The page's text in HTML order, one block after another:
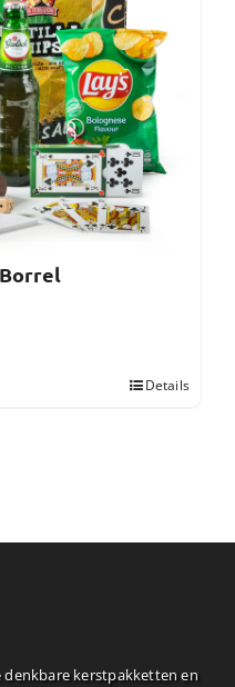
Details
denkbare kerstpakketten en